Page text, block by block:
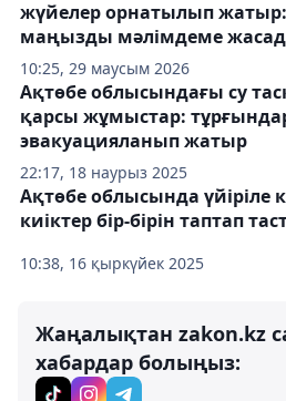
10:25, 29 маусым 2026
жүйелер орнатылып жатыр:
маңызды мәлімдеме
22:17, 18 наурыз 2025
Ақтөбе облысындағы су
қарсы жұмыстар:
эвакуацияланып жатыр
10:38, 16 қыркүйек 2025
Ақтөбе облысында үйіріле
киіктер бір-бірін таптап
Жаңалықтан zakon.kz
хабардар болыңыз: